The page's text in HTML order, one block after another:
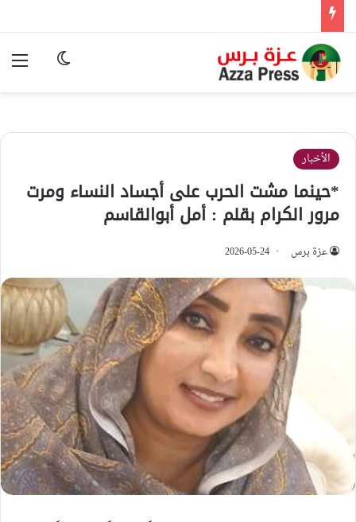
الوضع
الأخبار
*حينما مشت الحرب على أجساد النساء ومرت
مرور الكرام بقلم : أمل أبوالقاسم
عزة برس 2026-05-24